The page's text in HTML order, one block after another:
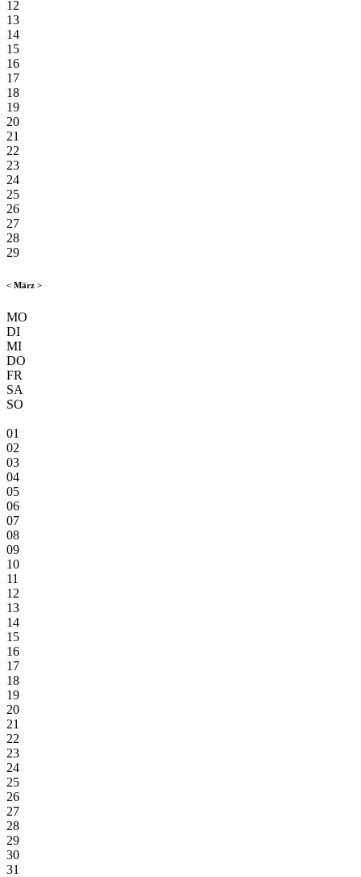
12
13
14
15
16
17
18
19
20
21
22
23
24
25
26
27
28
29
< März >
MO
DI
MI
DO
FR
SA
SO
01
02
03
04
05
06
07
08
09
10
11
12
13
14
15
16
17
18
19
20
21
22
23
24
25
26
27
28
29
30
31